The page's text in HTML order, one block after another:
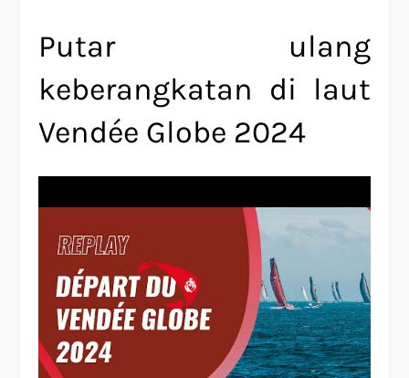
Putar ulang
keberangkatan di laut
Vendée Globe 2024